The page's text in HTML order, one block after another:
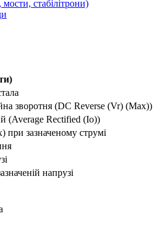
стабілітрони)
зворотня (DC Reverse (Vr) (Max))
(Average Rectified (Io))
при зазначеному струмі
напрузі